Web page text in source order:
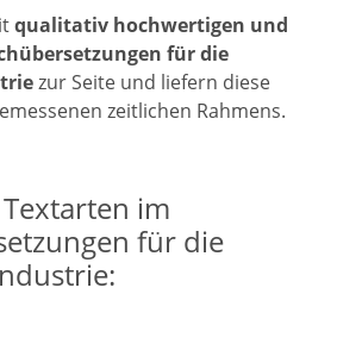
qualitativ hochwertigen und
für die
zur Seite und liefern diese
zeitlichen Rahmens.
im
für die